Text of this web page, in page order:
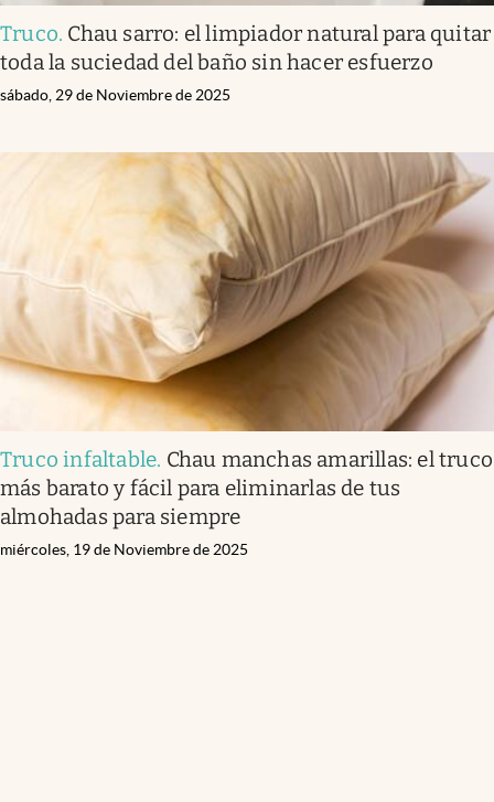
Truco. Chau sarro: el limpiador natural para quitar
toda la suciedad del baño sin hacer esfuerzo
sábado, 29 de Noviembre de 2025
Truco infaltable. Chau manchas amarillas: el truco
más barato y fácil para eliminarlas de tus
almohadas para siempre
miércoles, 19 de Noviembre de 2025